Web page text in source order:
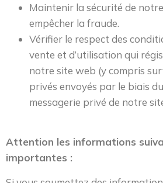
Maintenir la sécurité de
empêcher la fraude.
Vérifier le respect des
vente et d’utilisation qui
notre site web (y compris
privés envoyés par le biais
messagerie privé de notre
Attention les informations
importantes :